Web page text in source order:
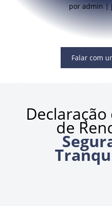
poradmin|
Falar com
de